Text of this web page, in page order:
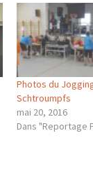
Photos du
Schtroumpfs
mai 20, 2016
Dans "Reportage